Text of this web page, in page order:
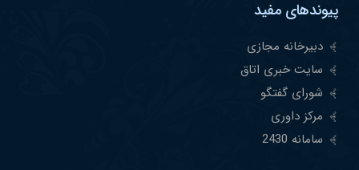
پیوندهای مفید
دبیرخانه مجازی
سایت خبری اتاق
شورای گفتگو
مرکز داوری
سامانه 2430